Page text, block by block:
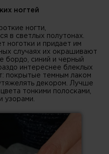
ногтей
ногти,
в светлых полутонах.
ноготки и придает им
случаях их окрашивают
бордо, синий и черный
интереснее блеклых
покрытые темным лаком
декором. Лучше
тонкими полосками,
узорами.